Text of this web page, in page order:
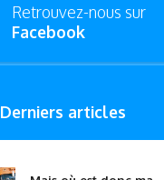
Retrouvez-nous sur
Facebook
Derniers articles